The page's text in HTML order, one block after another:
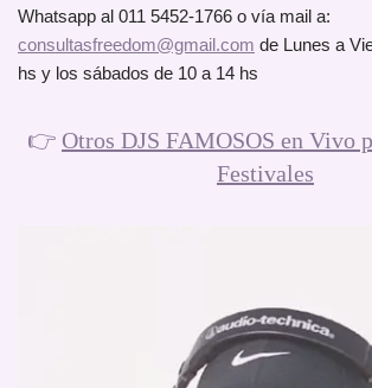
Whatsapp al 011 5452-1766 o vía mail a:
consultasfreedom@gmail.com de Lunes a
hs y los sábados de 10 a 14 hs
👉 Otros DJS FAMOSOS en Vivo
Festivales